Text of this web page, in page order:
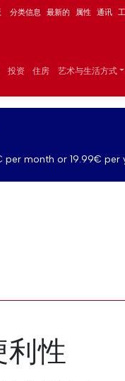
分类信息 最新的 属性 通讯
投资 住房 艺术与生活方式
per month or 19.99€ per
利性